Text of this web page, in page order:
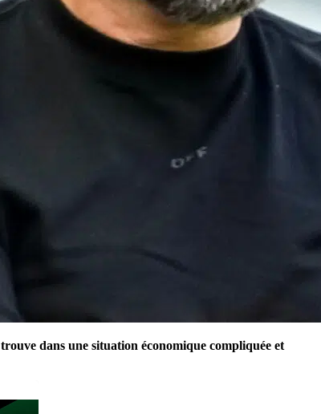
dans une situation économique compliquée et